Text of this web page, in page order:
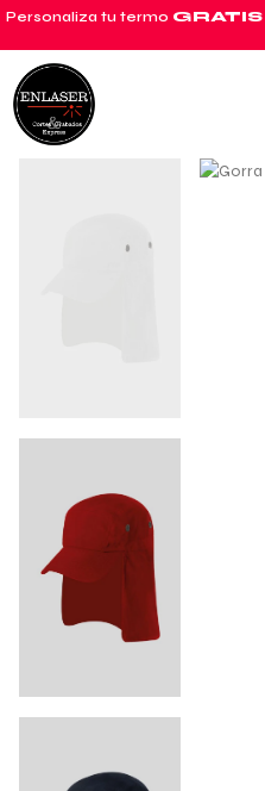
Personaliza tu termo GRATIS